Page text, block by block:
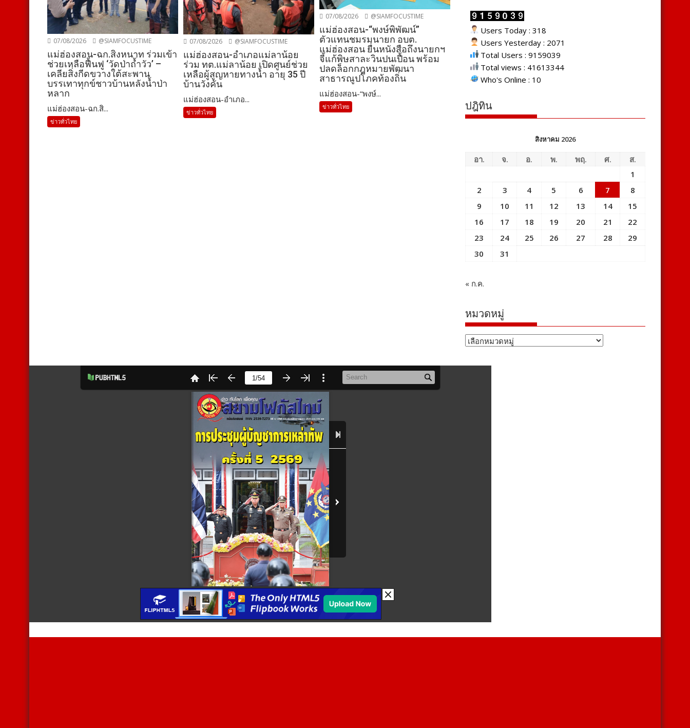
07/08/2026 @SIAMFOCUSTIME
แม่ฮ่องสอน-ฉก.สิงหนาท ร่วมเข้า
ช่วยเหลือฟื้นฟู ‘วัดป่าถ้ำวัว’ –
เคลียสิ่งกีดขวางใต้สะพาน
บรรเทาทุกข์ชาวบ้านหลังน้ำป่า
หลาก
แม่ฮ่องสอน-ฉก.สิ...
ข่าวทั่วไทย
07/08/2026 @SIAMFOCUSTIME
แม่ฮ่องสอน-อำเภอแม่ลาน้อย
ร่วม ทต.แม่ลาน้อย เปิดศูนย์ช่วย
เหลือผู้สูญหายทางน้ำ อายุ 35 ปี
บ้านวังคัน
แม่ฮ่องสอน-อำเภอ...
ข่าวทั่วไทย
07/08/2026 @SIAMFOCUSTIME
แม่ฮ่องสอน-“พงษ์พิพัฒน์”
ตัวแทนชมรมนายก อบต.
แม่ฮ่องสอน ยื่นหนังสือถึงนายกฯ
จี้แก้พิษสาละวินปนเปื้อน พร้อม
ปลดล็อกกฎหมายพัฒนา
สาธารณูปโภคท้องถิ่น
แม่ฮ่องสอน-“พงษ์...
ข่าวทั่วไทย
Users Today : 318
Users Yesterday : 2071
Total Users : 9159039
Total views : 41613344
Who's Online : 10
ปฎิทิน
สิงหาคม 2026
อา. จ. อ. พ. พฤ. ศ.
ส.
1
2
3 4 5 6 7
8
9
10 11 12 13 14
15
16
17 18 19 20 21
22
23
24 25 26 27 28
29
30
31
« ก.ค.
หมวดหมู่
หมวด